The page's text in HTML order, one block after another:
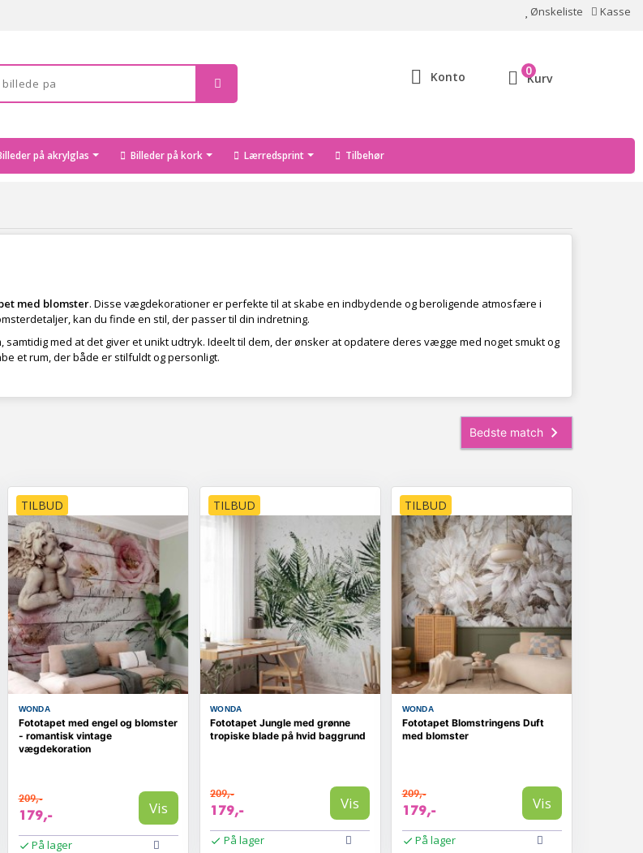
Ønskeliste Kasse
Konto Kurv
0
på akrylglas Billeder på kork Lærredsprint Tilbehør
med blomster. Disse vægdekorationer er perfekte til at skabe en indbydende og beroligende atmosfære i
kan du finde en stil, der passer til din indretning.
samtidig med at det giver et unikt udtryk. Ideelt til dem, der ønsker at opdatere deres vægge med noget smukt og
et rum, der både er stilfuldt og personligt.
TILBUD
WONDA
Fototapet med engel og blomster
- romantisk vintage
vægdekoration
209,-
179,- Vis
På lager
TILBUD
WONDA
Fototapet Jungle med grønne
tropiske blade på hvid baggrund
209,-
179,- Vis
På lager
TILBUD
WONDA
Fototapet Blomstringens Duft
med blomster
209,-
179,- Vis
På lager